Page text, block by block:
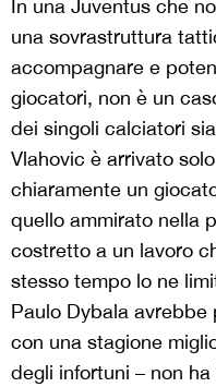
In una Juventus che
una sovrastruttura
accompagnare e
giocatori, non è un
dei singoli calciatori
Vlahovic è arrivato
chiaramente un
quello ammirato nella
costretto a un lavoro
stesso tempo lo ne
Paulo Dybala
con una stagione
degli infortuni – non